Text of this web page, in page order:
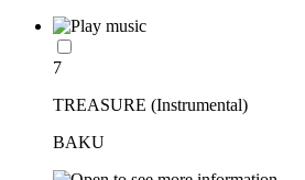
7
TREASURE (Instrumental)
BAKU